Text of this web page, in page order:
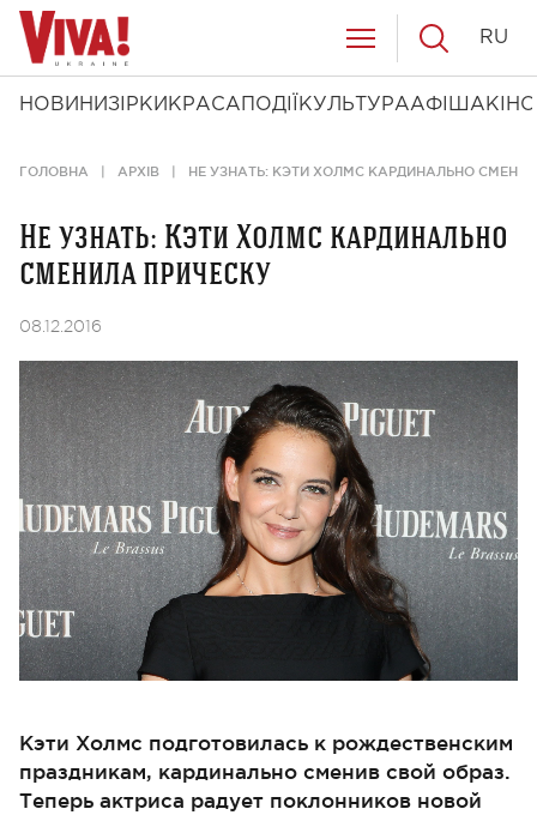
НОВИНИ ЗІРКИ КРАСА ПОДІЇ КУЛЬТУРААФІША КІНО
RU
ГОЛОВНА АРХІВ НЕ УЗНАТЬ: КЭТИ ХОЛМС КАРДИНАЛЬНО
Не узнать: Кэти Холмс кардинально
сменила прическу
08.12.2016
Кэти Холмс подготовилась к рождественским
праздникам, кардинально сменив свой образ.
Теперь актриса радует поклонников новой